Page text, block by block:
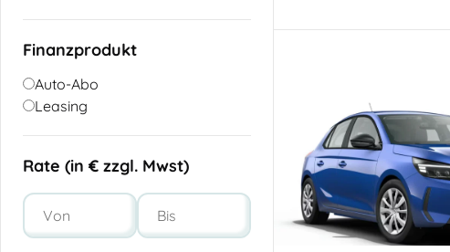
Finanzprodukt
Auto-Abo
Leasing
Rate (in € zzgl. Mwst)